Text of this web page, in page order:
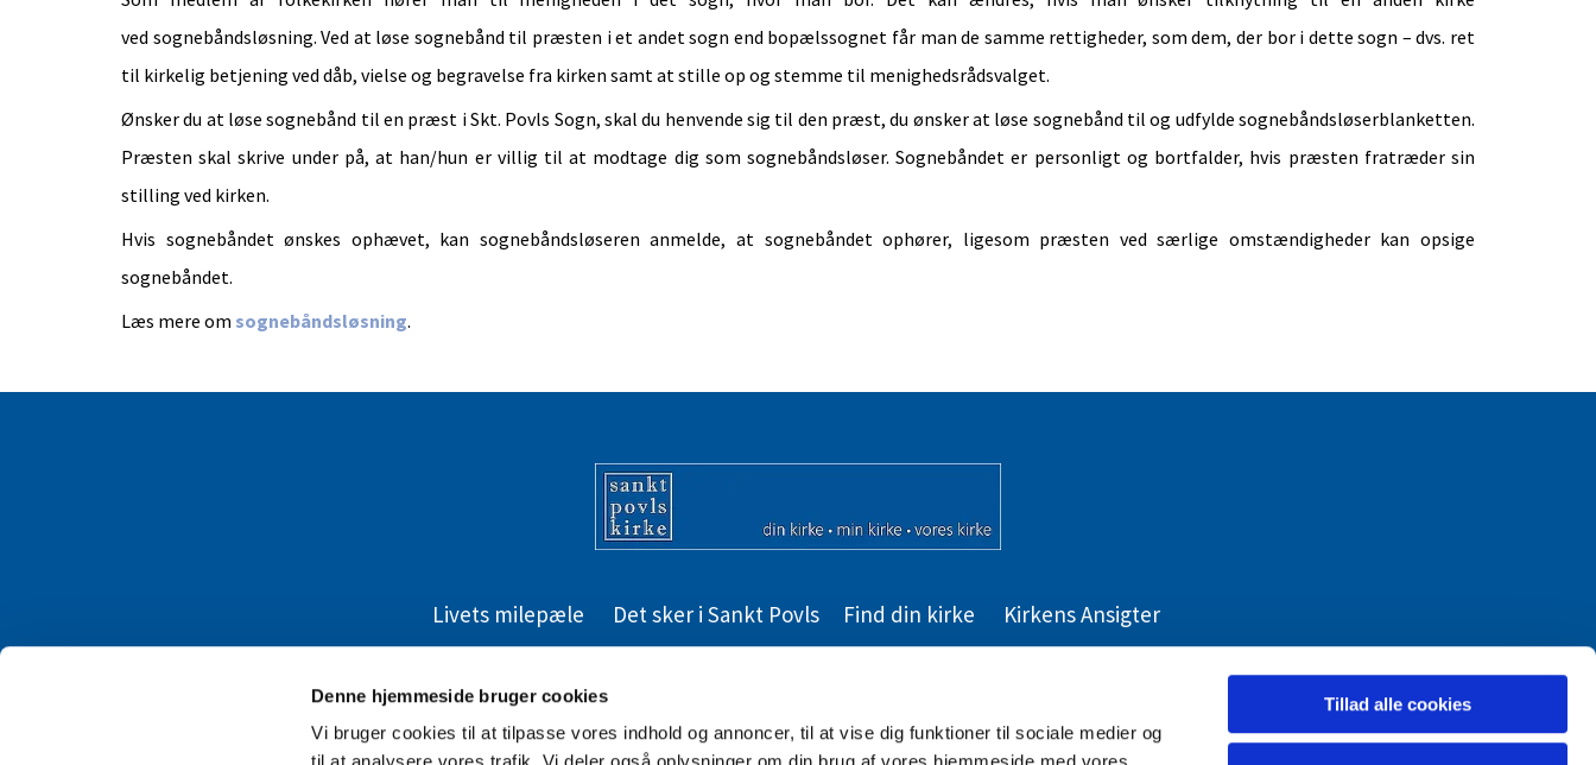
Denne hjemmeside bruger cookies
Vi bruger cookies til at tilpasse vores indhold og annoncer, til at vise dig funktioner til sociale medier og
Tillad alle cookies
ved sognebåndsløsning. Ved at løse sognebånd til præsten i et andet sogn end bopælssognet får man de samme rettigheder, som dem, der bor i dette sogn – dvs. ret
til kirkelig betjening ved dåb, vielse og begravelse fra kirken samt at stille op og stemme til menighedsrådsvalget.
Ønsker du at løse sognebånd til en præst i Skt. Povls Sogn, skal du henvende sig til den præst, du ønsker at løse sognebånd til og udfylde sognebåndsløserblanketten.
Præsten skal skrive under på, at han/hun er villig til at modtage dig som sognebåndsløser. Sognebåndet er personligt og bortfalder, hvis præsten fratræder sin
stilling ved kirken.
Hvis sognebåndet ønskes ophævet, kan sognebåndsløseren anmelde, at sognebåndet ophører, ligesom præsten ved særlige omstændigheder kan opsige
sognebåndet.
Læs mere om sognebåndsløsning.
Livets milepæle Det sker i Sankt Povls Find din kirke Kirkens Ansigter